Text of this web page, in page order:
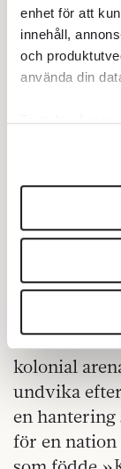
enhet för att
innehåll,
och
använda din
Ta reda på mer
Du kan ändra
helst från
Vi använder
för sociala
vidarebefordrar
information
annons- och
Dessa kan i
information
samlat in när
Om du vill läsa
kan du göra det
Usama bin
kolonial
undvika
en
för en